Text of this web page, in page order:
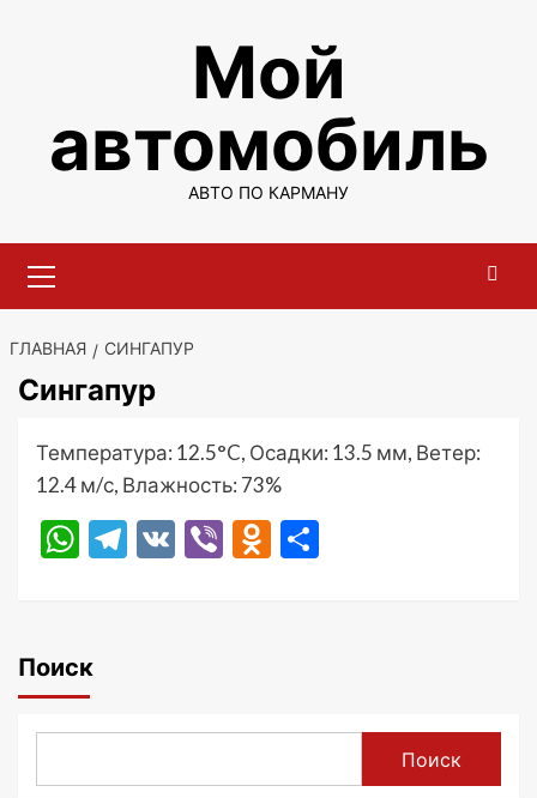
Мой
автомобиль
АВТО ПО КАРМАНУ
меню
ГЛАВНАЯ СИНГАПУР
Сингапур
Температура: 12.5°C, Осадки: 13.5 мм, Ветер:
12.4 м/с, Влажность: 73%
WhatsApp
Telegram
VK ViberOdnoklassniki
Поиск
Поиск